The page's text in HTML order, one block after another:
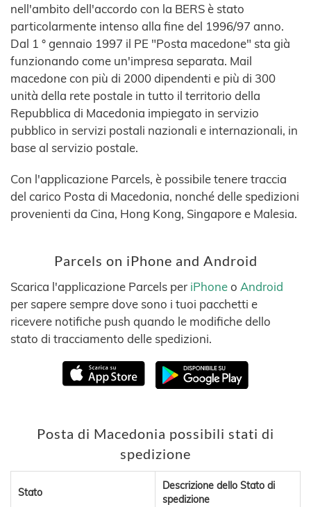
nell'ambito dell'accordo con la BERS è stato
particolarmente intenso alla fine del 1996/97 anno.
Dal 1 ° gennaio 1997 il PE "Posta macedone" sta già
funzionando come un'impresa separata. Mail
macedone con più di 2000 dipendenti e più di 300
unità della rete postale in tutto il territorio della
Repubblica di Macedonia impiegato in servizio
pubblico in servizi postali nazionali e internazionali, in
base al servizio postale.
Con l'applicazione Parcels, è possibile tenere traccia
del carico Posta di Macedonia, nonché delle spedizioni
provenienti da Cina, Hong Kong, Singapore e Malesia.
Parcels on iPhone and Android
Scarica l'applicazione Parcels per iPhoneo Android
per sapere sempre dove sono i tuoi pacchetti e
ricevere notifiche push quando le modifiche dello
stato di tracciamento delle spedizioni.
Posta di Macedonia possibili stati di
spedizione
Stato
Descrizione dello Stato di
spedizione